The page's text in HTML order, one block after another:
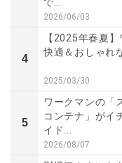
2026/06/03
4
【2025年春夏
快適＆おしゃれ
2025/03/30
5
ワークマンの「
コンテナ」がイ
イド...
2026/08/07